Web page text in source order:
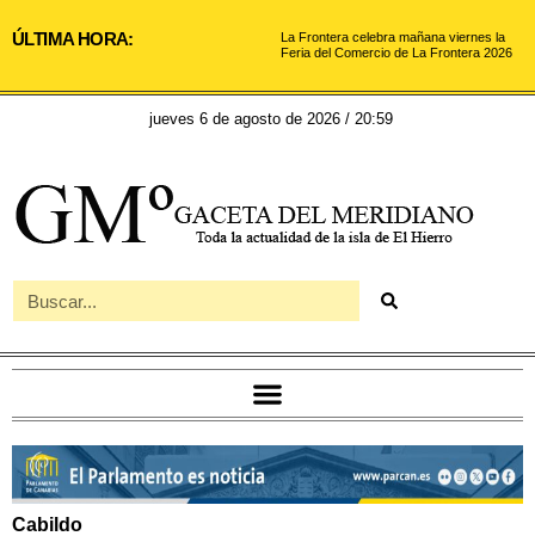
ÚLTIMA HORA:
La Frontera celebra mañana viernes la
Feria del Comercio de La Frontera 2026
jueves 6 de agosto de 2026 / 20:59
Cabildo